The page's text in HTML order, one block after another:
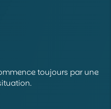
toujours par une